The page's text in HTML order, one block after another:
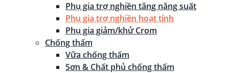
Phụ gia trợ nghiền tăng năng suất
Phụ gia trợ nghiền hoạt tính
Phụ gia giảm/khử Crom
Chống thấm
Vữa chống thấm
Sơn & Chất phủ chống thấm